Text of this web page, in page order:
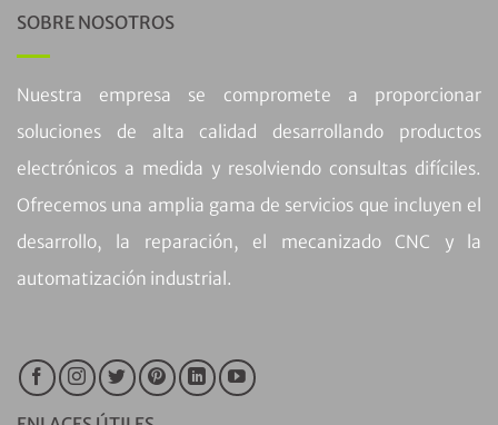
SOBRE NOSOTROS
Nuestra empresa se compromete a proporcionar
soluciones de alta calidad desarrollando productos
electrónicos a medida y resolviendo consultas difíciles.
Ofrecemos una amplia gama de servicios que incluyen el
desarrollo, la reparación, el mecanizado CNC y la
automatización industrial.